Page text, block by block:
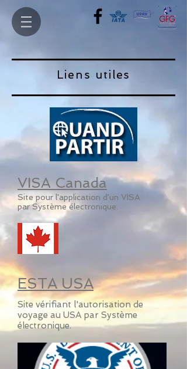
Liens utiles
VISA Canada
Site pour l'application d'un VISA
par Système électronique.
ESTA USA
Site vérifiant l'autorisation de
voyage au USA par Système
électronique.